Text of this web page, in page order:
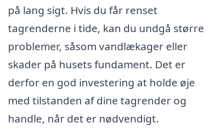
på lang sigt. Hvis du får renset
tagrenderne i tide, kan du undgå større
problemer, såsom vandlækager eller
skader på husets fundament. Det er
derfor en god investering at holde øje
med tilstanden af dine tagrender og
handle, når det er nødvendigt.